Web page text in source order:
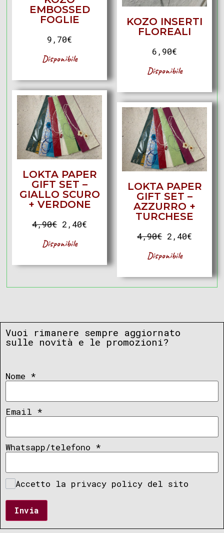
EMBOSSED
FOGLIE
9,70€
Disponibile
KOZO INSERTI
FLOREALI
6,90€
Disponibile
LOKTA PAPER
GIFT SET –
GIALLO SCURO
+ VERDONE
4,90€ 2,40€
Disponibile
LOKTA PAPER
GIFT SET –
AZZURRO +
TURCHESE
4,90€ 2,40€
Disponibile
Vuoi rimanere sempre aggiornato
sulle novità e le promozioni?
Nome *
Email *
Whatsapp/telefono *
Accetto la privacy policy del sito
Invia